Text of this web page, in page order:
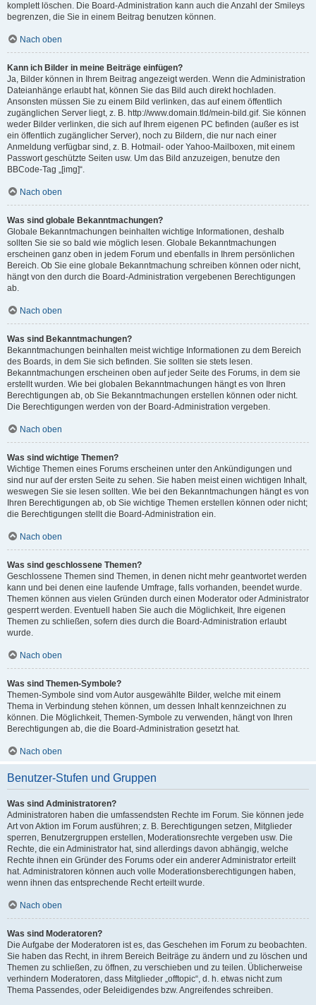
komplett löschen. Die Board-Administration kann auch die Anzahl der Smileys
begrenzen, die Sie in einem Beitrag benutzen können.
Nach oben
Kann ich Bilder in meine Beiträge einfügen?
Ja, Bilder können in Ihrem Beitrag angezeigt werden. Wenn die Administration
Dateianhänge erlaubt hat, können Sie das Bild auch direkt hochladen.
Ansonsten müssen Sie zu einem Bild verlinken, das auf einem öffentlich
zugänglichen Server liegt, z. B. http://www.domain.tld/mein-bild.gif. Sie können
weder Bilder verlinken, die sich auf Ihrem eigenen PC befinden (außer es ist
ein öffentlich zugänglicher Server), noch zu Bildern, die nur nach einer
Anmeldung verfügbar sind, z. B. Hotmail- oder Yahoo-Mailboxen, mit einem
Passwort geschützte Seiten usw. Um das Bild anzuzeigen, benutze den
BBCode-Tag „[img]“.
Nach oben
Was sind globale Bekanntmachungen?
Globale Bekanntmachungen beinhalten wichtige Informationen, deshalb
sollten Sie sie so bald wie möglich lesen. Globale Bekanntmachungen
erscheinen ganz oben in jedem Forum und ebenfalls in Ihrem persönlichen
Bereich. Ob Sie eine globale Bekanntmachung schreiben können oder nicht,
hängt von den durch die Board-Administration vergebenen Berechtigungen
ab.
Nach oben
Was sind Bekanntmachungen?
Bekanntmachungen beinhalten meist wichtige Informationen zu dem Bereich
des Boards, in dem Sie sich befinden. Sie sollten sie stets lesen.
Bekanntmachungen erscheinen oben auf jeder Seite des Forums, in dem sie
erstellt wurden. Wie bei globalen Bekanntmachungen hängt es von Ihren
Berechtigungen ab, ob Sie Bekanntmachungen erstellen können oder nicht.
Die Berechtigungen werden von der Board-Administration vergeben.
Nach oben
Was sind wichtige Themen?
Wichtige Themen eines Forums erscheinen unter den Ankündigungen und
sind nur auf der ersten Seite zu sehen. Sie haben meist einen wichtigen Inhalt,
weswegen Sie sie lesen sollten. Wie bei den Bekanntmachungen hängt es von
Ihren Berechtigungen ab, ob Sie wichtige Themen erstellen können oder nicht;
die Berechtigungen stellt die Board-Administration ein.
Nach oben
Was sind geschlossene Themen?
Geschlossene Themen sind Themen, in denen nicht mehr geantwortet werden
kann und bei denen eine laufende Umfrage, falls vorhanden, beendet wurde.
Themen können aus vielen Gründen durch einen Moderator oder Administrator
gesperrt werden. Eventuell haben Sie auch die Möglichkeit, Ihre eigenen
Themen zu schließen, sofern dies durch die Board-Administration erlaubt
wurde.
Nach oben
Was sind Themen-Symbole?
Themen-Symbole sind vom Autor ausgewählte Bilder, welche mit einem
Thema in Verbindung stehen können, um dessen Inhalt kennzeichnen zu
können. Die Möglichkeit, Themen-Symbole zu verwenden, hängt von Ihren
Berechtigungen ab, die die Board-Administration gesetzt hat.
Nach oben
Benutzer-Stufen und Gruppen
Was sind Administratoren?
Administratoren haben die umfassendsten Rechte im Forum. Sie können jede
Art von Aktion im Forum ausführen; z. B. Berechtigungen setzen, Mitglieder
sperren, Benutzergruppen erstellen, Moderationsrechte vergeben usw. Die
Rechte, die ein Administrator hat, sind allerdings davon abhängig, welche
Rechte ihnen ein Gründer des Forums oder ein anderer Administrator erteilt
hat. Administratoren können auch volle Moderationsberechtigungen haben,
wenn ihnen das entsprechende Recht erteilt wurde.
Nach oben
Was sind Moderatoren?
Die Aufgabe der Moderatoren ist es, das Geschehen im Forum zu beobachten.
Sie haben das Recht, in ihrem Bereich Beiträge zu ändern und zu löschen und
Themen zu schließen, zu öffnen, zu verschieben und zu teilen. Üblicherweise
verhindern Moderatoren, dass Mitglieder „offtopic“, d. h. etwas nicht zum
Thema Passendes, oder Beleidigendes bzw. Angreifendes schreiben.